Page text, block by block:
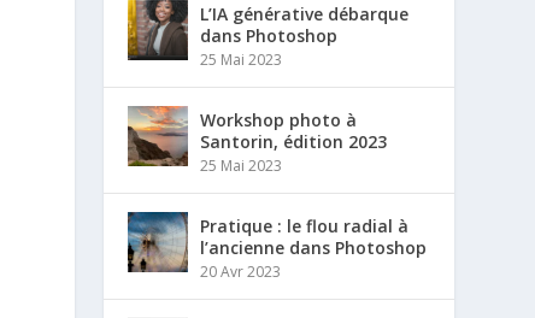
L’IA générative débarque
dans Photoshop
25 Mai 2023
Workshop photo à
Santorin, édition 2023
25 Mai 2023
Pratique : le flou radial à
l’ancienne dans Photoshop
20 Avr 2023